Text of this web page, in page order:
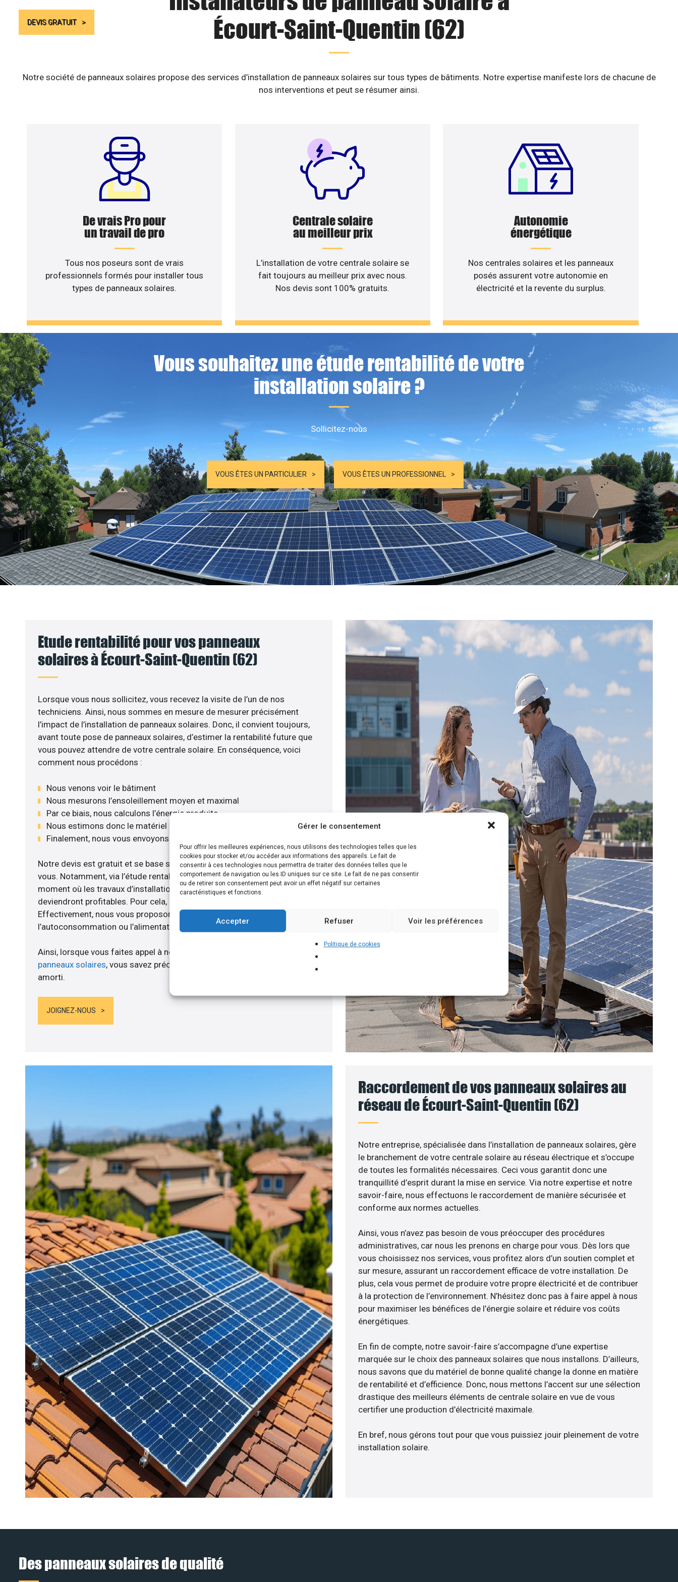
Gérer le consentement
Pour offrir les meilleures expériences, nous utilisons des technologies telles que les
cookies pour stocker et/ou accéder aux informations des appareils. Le fait de
consentir à ces technologies nous permettra de traiter des données telles que le
comportement de navigation ou les ID uniques sur ce site. Le fait de ne pas consentir
ou de retirer son consentement peut avoir un effet négatif sur certaines
caractéristiques et fonctions.
Accepter Refuser Voir les préférences
Politique de cookies
DEVIS GRATUIT
Écourt-Saint-Quentin (62)
Notre société de panneaux solaires propose des services d’installation de panneaux solaires sur tous types de bâtiments. Notre expertise manifeste lors de chacune de
nos interventions et peut se résumer ainsi.
De vrais Pro pour
un travail de pro
Tous nos poseurs sont de vrais
professionnels formés pour installer tous
types de panneaux solaires.
Centrale solaire
au meilleur prix
L’installation de votre centrale solaire se
fait toujours au meilleur prix avec nous.
Nos devis sont 100% gratuits.
Autonomie
énergétique
Nos centrales solaires et les panneaux
posés assurent votre autonomie en
électricité et la revente du surplus.
Vous souhaitez une étude rentabilité de votre
installation solaire ?
Sollicitez-nous
VOUS ÊTES UN PARTICULIER VOUS ÊTES UN PROFESSIONNEL
Etude rentabilité pour vos panneaux
solaires à Écourt-Saint-Quentin (62)
Lorsque vous nous sollicitez, vous recevez la visite de l’un de nos
techniciens. Ainsi, nous sommes en mesure de mesurer précisément
l’impact de l’installation de panneaux solaires. Donc, il convient toujours,
avant toute pose de panneaux solaires, d’estimer la rentabilité future que
vous pouvez attendre de votre centrale solaire. En conséquence, voici
comment nous procédons :
Nous venons voir le bâtiment
Nous mesurons l’ensoleillement moyen et maximal
Par ce biais, nous calculons l’énergie produite
Nous estimons donc le matériel le plus adéquat
Finalement, nous vous envoyons notre devis gratuitement
Notre devis est gratuit et se base sur la configuration la plus efficace pour
vous. Notamment, via l’étude rentabilité menée, nous savons calculer le
moment où les travaux d’installation de panneaux solaire sur votre toit
deviendront profitables. Pour cela, nous disposons de plusieurs solutions.
Effectivement, nous vous proposons un branchement permettant
l’autoconsommation ou l’alimentation de batteries solaires, par exemple.
Ainsi, lorsque vous faites appel à notre compagnie pour installer vos
panneaux solaires, vous savez précisément quand le coût des travaux sera
amorti.
JOIGNEZ-NOUS
Raccordement de vos panneaux solaires au
réseau de Écourt-Saint-Quentin (62)
Notre entreprise, spécialisée dans l’installation de panneaux solaires, gère
le branchement de votre centrale solaire au réseau électrique et s’occupe
de toutes les formalités nécessaires. Ceci vous garantit donc une
tranquillité d’esprit durant la mise en service. Via notre expertise et notre
savoir-faire, nous effectuons le raccordement de manière sécurisée et
conforme aux normes actuelles.
Ainsi, vous n’avez pas besoin de vous préoccuper des procédures
administratives, car nous les prenons en charge pour vous. Dès lors que
vous choisissez nos services, vous profitez alors d’un soutien complet et
sur mesure, assurant un raccordement efficace de votre installation. De
plus, cela vous permet de produire votre propre électricité et de contribuer
à la protection de l’environnement. N’hésitez donc pas à faire appel à nous
pour maximiser les bénéfices de l’énergie solaire et réduire vos coûts
énergétiques.
En fin de compte, notre savoir-faire s’accompagne d’une expertise
marquée sur le choix des panneaux solaires que nous installons. D’ailleurs,
nous savons que du matériel de bonne qualité change la donne en matière
de rentabilité et d’efficience. Donc, nous mettons l’accent sur une sélection
drastique des meilleurs éléments de centrale solaire en vue de vous
certifier une production d’électricité maximale.
En bref, nous gérons tout pour que vous puissiez jouir pleinement de votre
installation solaire.
Des panneaux solaires de qualité